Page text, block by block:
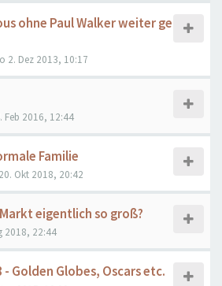
ohne Paul Walker weiter ge
2. Dez 2013, 10:17
Feb 2016, 12:44
Familie
Okt 2018, 20:42
eigentlich so groß?
2018, 22:44
Golden Globes, Oscars etc.